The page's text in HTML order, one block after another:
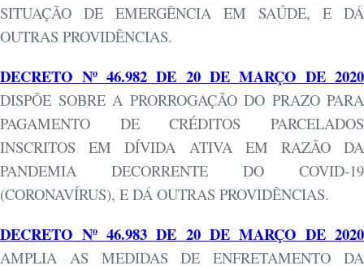
SITUAÇÃO DE EMERGÊNCIA EM SAÚDE, E DÁ
OUTRAS PROVIDÊNCIAS.
DECRETO Nº 46.982 DE 20 DE MARÇO DE 2020
DISPÕE SOBRE A PRORROGAÇÃO DO PRAZO PARA
PAGAMENTO DE CRÉDITOS PARCELADOS
INSCRITOS EM DÍVIDA ATIVA EM RAZÃO DA
PANDEMIA DECORRENTE DO COVID-19
(CORONAVÍRUS), E DÁ OUTRAS PROVIDÊNCIAS.
DECRETO Nº 46.983 DE 20 DE MARÇO DE 2020
AMPLIA AS MEDIDAS DE ENFRETAMENTO DA